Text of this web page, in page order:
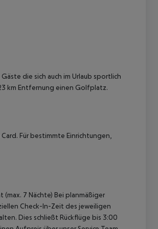
die sich auch im Urlaub sportlich
km Entfernung einen Golfplatz.
Für bestimmte Einrichtungen,
7 Nächte) Bei planmäßiger
Check-In-Zeit des jeweiligen
Dies schließt Rückflüge bis 3:00